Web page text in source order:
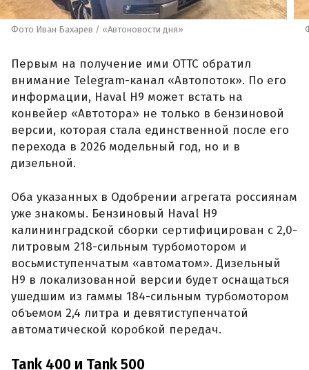
Фото Иван Бахарев / «Автоновости дня»
Первым на получение ими ОТТС обратил
внимание Telegram-канал «Автопоток». По его
информации, Haval H9 может встать на
конвейер «Автотора» не только в бензиновой
версии, которая стала единственной после его
перехода в 2026 модельный год, но и в
дизельной.
Оба указанных в Одобрении агрегата россиянам
уже знакомы. Бензиновый Haval H9
калининградской сборки сертифицирован с 2,0-
литровым 218-сильным турбомотором и
восьмиступенчатым «автоматом». Дизельный
H9 в локализованной версии будет оснащаться
ушедшим из гаммы 184-сильным турбомотором
объемом 2,4 литра и девятиступенчатой
автоматической коробкой передач.
Tank 400 и Tank 500